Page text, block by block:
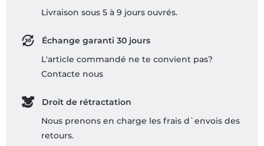
Livraison sous 5 à 9 jours ouvrés.
Échange garanti 30 jours
L'article commandé ne te convient pas?
Contacte nous
Droit de rétractation
Nous prenons en charge les frais d`envois des
retours.